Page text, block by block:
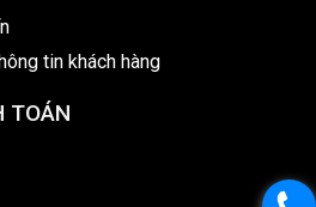
tin khách hàng
TOÁN